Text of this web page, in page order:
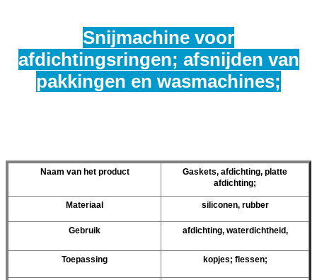
Snijmachine voor
afdichtingsringen; afsnijden van
pakkingen en wasmachines;
Naam van het product
Gaskets, afdichting, platte
afdichting;
Materiaal siliconen, rubber
Gebruik afdichting, waterdichtheid,
Toepassing kopjes; flessen;